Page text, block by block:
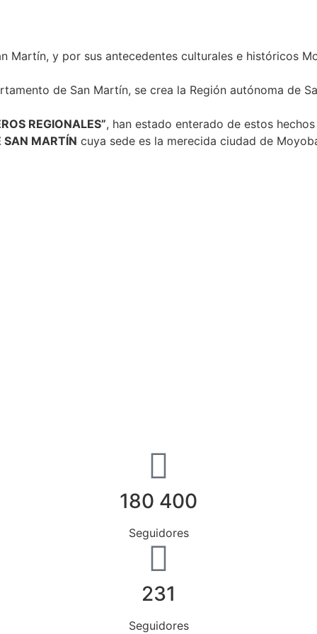
Martín, y por sus antecedentes culturales e históricos
de San Martín, se crea la Región autónoma de
REGIONALES”, han estado enterado de estos
SAN MARTÍN cuya sede es la merecida ciudad de
180 400
Seguidores
231
Seguidores